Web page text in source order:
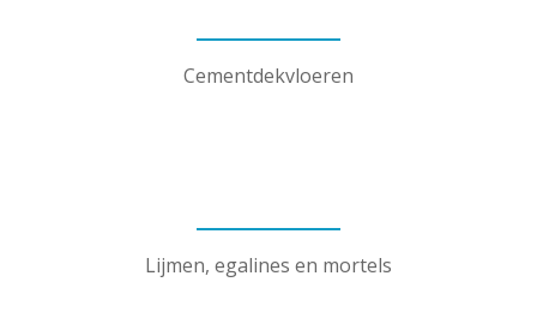
Cementdekvloeren
Lijmen, egalines en mortels